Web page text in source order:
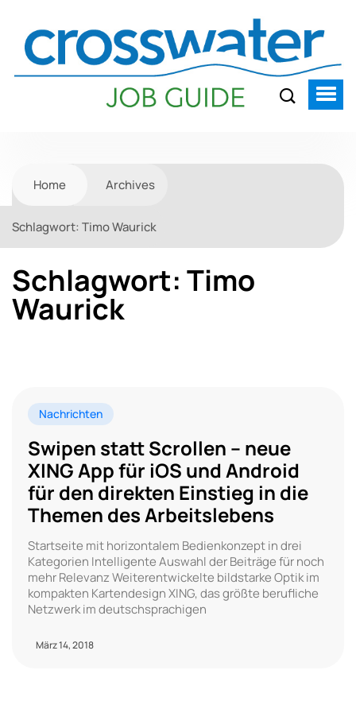
Home Archives
Schlagwort: Timo Waurick
Schlagwort: Timo
Waurick
Nachrichten
Swipen statt Scrollen – neue
XING App für iOS und Android
für den direkten Einstieg in die
Themen des Arbeitslebens
Startseite mit horizontalem Bedienkonzept in drei
Kategorien Intelligente Auswahl der Beiträge für noch
mehr Relevanz Weiterentwickelte bildstarke Optik im
kompakten Kartendesign XING, das größte berufliche
Netzwerk im deutschsprachigen
März 14, 2018